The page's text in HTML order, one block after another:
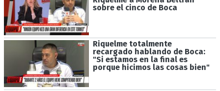
sobre el cinco de Boca
Riquelme totalmente
recargado hablando de Boca:
"Si estamos en la final es
porque hicimos las cosas bien"